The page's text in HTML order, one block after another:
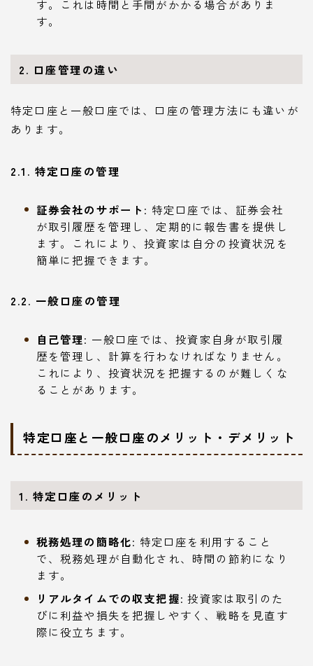
す。これは時間と手間がかかる場合がありま
す。
2. 口座管理の違い
特定口座と一般口座では、口座の管理方法にも違いが
あります。
2.1. 特定口座の管理
証券会社のサポート : 特定口座では、証券会社
が取引履歴を管理し、定期的に報告書を提供し
ます。これにより、投資家は自分の投資状況を
簡単に把握できます。
2.2. 一般口座の管理
自己管理: 一般口座では、投資家自身が取引履
歴を管理し、計算を行わなければなりません。
これにより、投資状況を把握するのが難しくな
ることがあります。
特定口座と一般口座のメリット・デメリット
1. 特定口座のメリット
税務処理の簡略化: 特定口座を利用すること
で、税務処理が自動化され、時間の節約になり
ます。
リアルタイムでの収支把握: 投資家は取引のた
びに利益や損失を把握しやすく、戦略を見直す
際に役立ちます。